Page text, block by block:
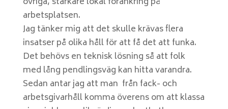
arbetsplatsen.
Jag tänker mig att det skulle krävas flera
insatser på olika håll för att få det att funka.
Det behövs en teknisk lösning så att folk
med lång pendlingsväg kan hitta varandra.
Sedan antar jag att man från fack- och
arbetsgivarhåll komma överens om att klassa